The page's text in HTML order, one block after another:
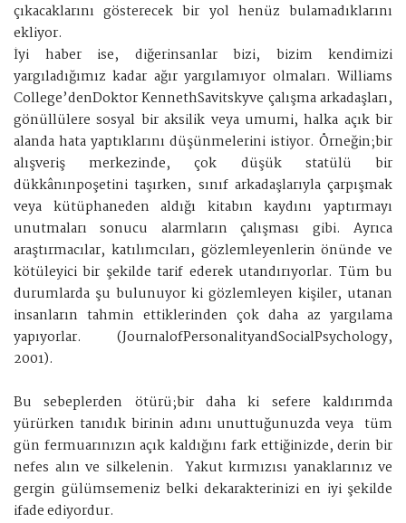
çıkacaklarını gösterecek bir yol henüz bulamadıklarını
ekliyor.
İyi haber ise, diğerinsanlar bizi, bizim kendimizi
yargıladığımız kadar ağır yargılamıyor olmaları. Williams
College’denDoktor KennethSavitskyve çalışma arkadaşları,
gönüllülere sosyal bir aksilik veya umumi, halka açık bir
alanda hata yaptıklarını düşünmelerini istiyor. Örneğin;bir
alışveriş merkezinde, çok düşük statülü bir
dükkânınpoşetini taşırken, sınıf arkadaşlarıyla çarpışmak
veya kütüphaneden aldığı kitabın kaydını yaptırmayı
unutmaları sonucu alarmların çalışması gibi. Ayrıca
araştırmacılar, katılımcıları, gözlemleyenlerin önünde ve
kötüleyici bir şekilde tarif ederek utandırıyorlar. Tüm bu
durumlarda şu bulunuyor ki gözlemleyen kişiler, utanan
insanların tahmin ettiklerinden çok daha az yargılama
yapıyorlar. (JournalofPersonalityandSocialPsychology,
2001).
Bu sebeplerden ötürü;bir daha ki sefere kaldırımda
yürürken tanıdık birinin adını unuttuğunuzda veya tüm
gün fermuarınızın açık kaldığını fark ettiğinizde, derin bir
nefes alın ve silkelenin. Yakut kırmızısı yanaklarınız ve
gergin gülümsemeniz belki dekarakterinizi en iyi şekilde
ifade ediyordur.